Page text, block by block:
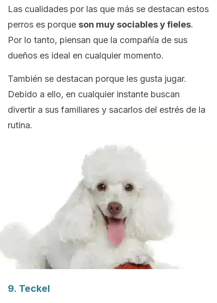
Las cualidades por las que más se destacan estos
perros es porque son muy sociables y fieles.
Por lo tanto, piensan que la compañía de sus
dueños es ideal en cualquier momento.
También se destacan porque les gusta jugar.
Debido a ello, en cualquier instante buscan
divertir a sus familiares y sacarlos del estrés de la
rutina.
9. Teckel